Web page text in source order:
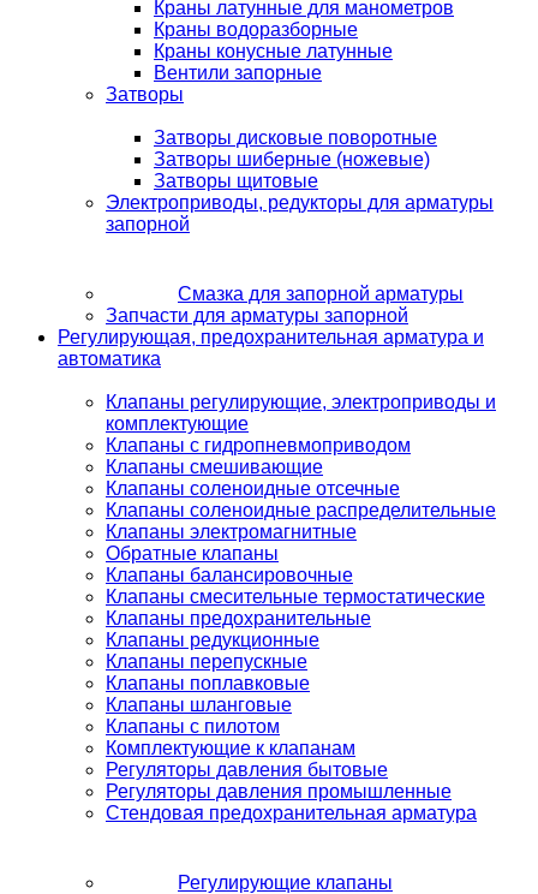
Краны латунные для манометров
Краны водоразборные
Краны конусные латунные
Вентили запорные
Затворы
Затворы дисковые поворотные
Затворы шиберные (ножевые)
Затворы щитовые
Электроприводы, редукторы для арматуры
запорной
Смазка для запорной арматуры
Запчасти для арматуры запорной
Регулирующая, предохранительная арматура и
автоматика
Клапаны регулирующие, электроприводы и
комплектующие
Клапаны с гидропневмоприводом
Клапаны смешивающие
Клапаны соленоидные отсечные
Клапаны соленоидные распределительные
Клапаны электромагнитные
Обратные клапаны
Клапаны балансировочные
Клапаны смесительные термостатические
Клапаны предохранительные
Клапаны редукционные
Клапаны перепускные
Клапаны поплавковые
Клапаны шланговые
Клапаны с пилотом
Комплектующие к клапанам
Регуляторы давления бытовые
Регуляторы давления промышленные
Стендовая предохранительная арматура
Регулирующие клапаны